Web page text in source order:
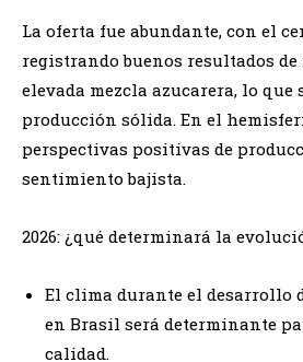
La oferta fue abundante, con el
registrando buenos resultados
elevada mezcla azucarera, lo que
producción sólida. En el
perspectivas positivas de
sentimiento bajista.
2026: ¿qué determinará la
El clima durante el desarrollo
en Brasil será determinante
calidad.